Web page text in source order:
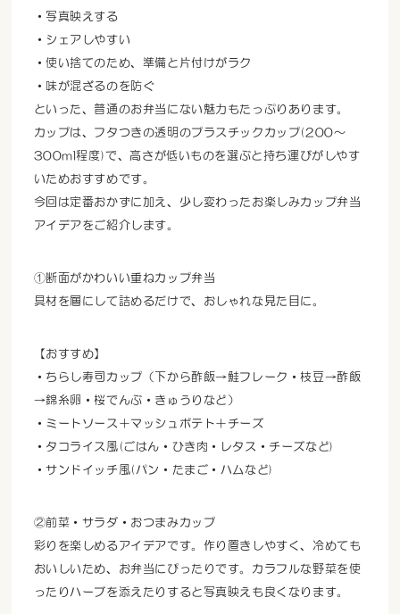
・写真映えする
・シェアしやすい
・使い捨てのため、準備と片付けがラク
・味が混ざるのを防ぐ
といった、普通のお弁当にない魅力もたっぷりあります。
カップは、フタつきの透明のプラスチックカップ(200～
300ml程度)で、高さが低いものを選ぶと持ち運びがしやす
いためおすすめです。
今回は定番おかずに加え、少し変わったお楽しみカップ弁当
アイデアをご紹介します。
①断面がかわいい重ねカップ弁当
具材を層にして詰めるだけで、おしゃれな見た目に。
【おすすめ】
・ちらし寿司カップ（下から酢飯→鮭フレーク・枝豆→酢飯
→錦糸卵・桜でんぶ・きゅうりなど）
・ミートソース＋マッシュポテト＋チーズ
・タコライス風(ごはん・ひき肉・レタス・チーズなど)
・サンドイッチ風(パン・たまご・ハムなど)
②前菜・サラダ・おつまみカップ
彩りを楽しめるアイデアです。作り置きしやすく、冷めても
おいしいため、お弁当にぴったりです。カラフルな野菜を使
ったりハーブを添えたりすると写真映えも良くなります。